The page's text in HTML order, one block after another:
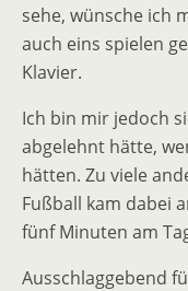
sehe, wünsche ich
auch eins spielen
Klavier.
Ich bin mir jedoch
abgelehnt hätte,
hätten. Zu viele
Fußball kam dabei
fünf Minuten am
Ausschlaggebend